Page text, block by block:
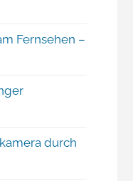
Fernsehen –
durch